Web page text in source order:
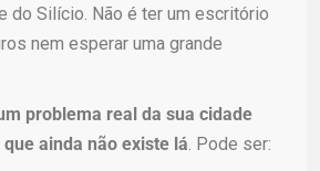
do Silício. Não é ter um escritório
nem esperar uma grande
problema real da sua cidade
ainda não existe lá . Pode ser: